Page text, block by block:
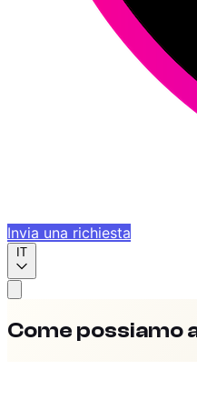
Invia una richiesta
IT
Come possiamo